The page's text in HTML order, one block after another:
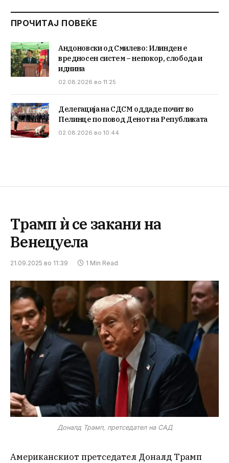
ПРОЧИТАЈ ПОВЕЌЕ
Андоновски од Смилево: Илинден е
вредносен систем – непокор, слобода и
иднина
02.08.2026 во 11:25
Делегација на СДСМ оддаде почит во
Пелинце по повод Денот на Републиката
02.08.2026 во 10:44
Трамп ѝ се закани на
Венецуела
21.09.2025 во 11:39 1 Min Read
Доналд Трамп, претседател на САД
Американскиот претседател Доналд Трамп